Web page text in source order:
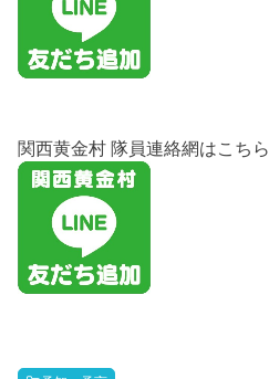
関西黄金村 隊員連絡網はこちら